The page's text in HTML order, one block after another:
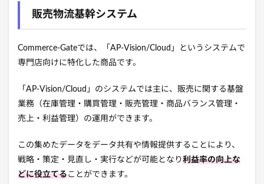
販売物流基幹システム
Commerce-Gateでは、「AP-Vision/Cloud」というシステムで
専門店向けに特化した商品です。
「AP-Vision/Cloud」のシステムでは主に、販売に関する基盤
業務（在庫管理・購買管理・販売管理・商品バランス管理・
売上・利益管理）の運用ができます。
この集めたデータをデータ共有や情報提供することにより、
戦略・策定・見直し・実行などが可能となり 利益率の向上な
どに役立てることができます。